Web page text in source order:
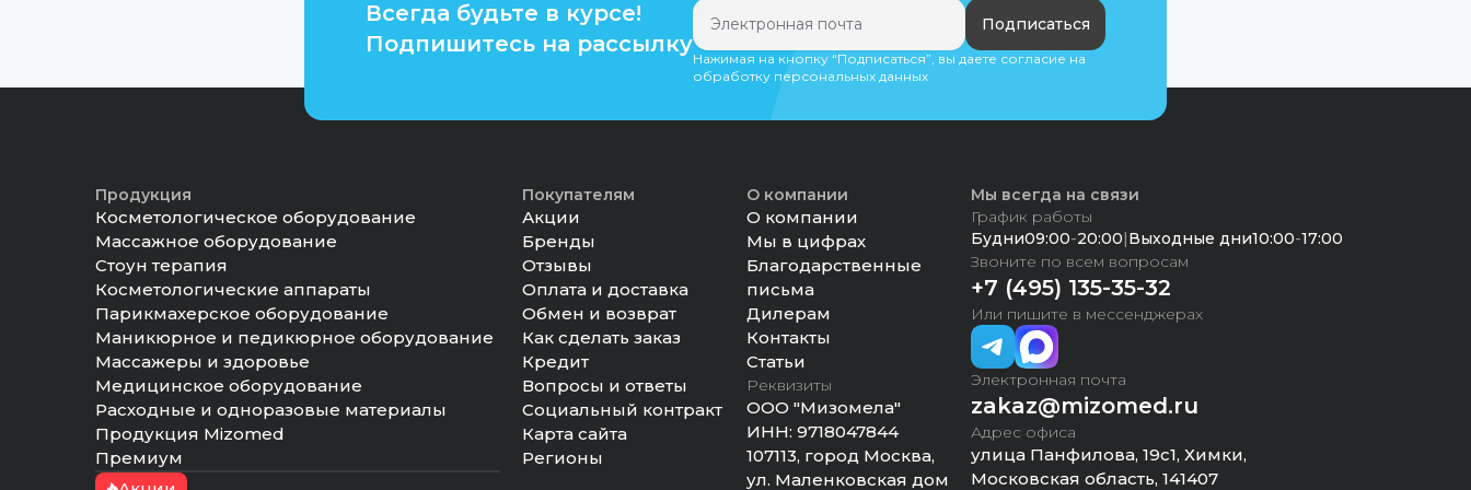
Всегда будьте в курсе!
Подпишитесь на рассылку
Подписаться
Нажимая на кнопку “Подписаться”, вы даете согласие на
обработку персональных данных
Продукция
Косметологическое оборудование
Массажное оборудование
Стоун терапия
Косметологические аппараты
Парикмахерское оборудование
Маникюрное и педикюрное оборудование
Массажеры и здоровье
Медицинское оборудование
Расходные и одноразовые материалы
Продукция Mizomed
Премиум
Покупателям
Акции
Бренды
Отзывы
Оплата и доставка
Обмен и возврат
Как сделать заказ
Кредит
Вопросы и ответы
Социальный контракт
Карта сайта
Регионы
О компании
О компании
Мы в цифрах
Благодарственные
письма
Дилерам
Контакты
Статьи
Реквизиты
ООО "Мизомела"
ИНН: 9718047844
107113, город Москва,
ул. Маленковская дом
Мы всегда на связи
График работы
Будни09:00-20:00|Выходные дни10:00-17:00
Звоните по всем вопросам
+7 (495) 135-35-32
Или пишите в мессенджерах
Электронная почта
zakaz@mizomed.ru
Адрес офиса
улица Панфилова, 19с1, Химки,
Московская область, 141407